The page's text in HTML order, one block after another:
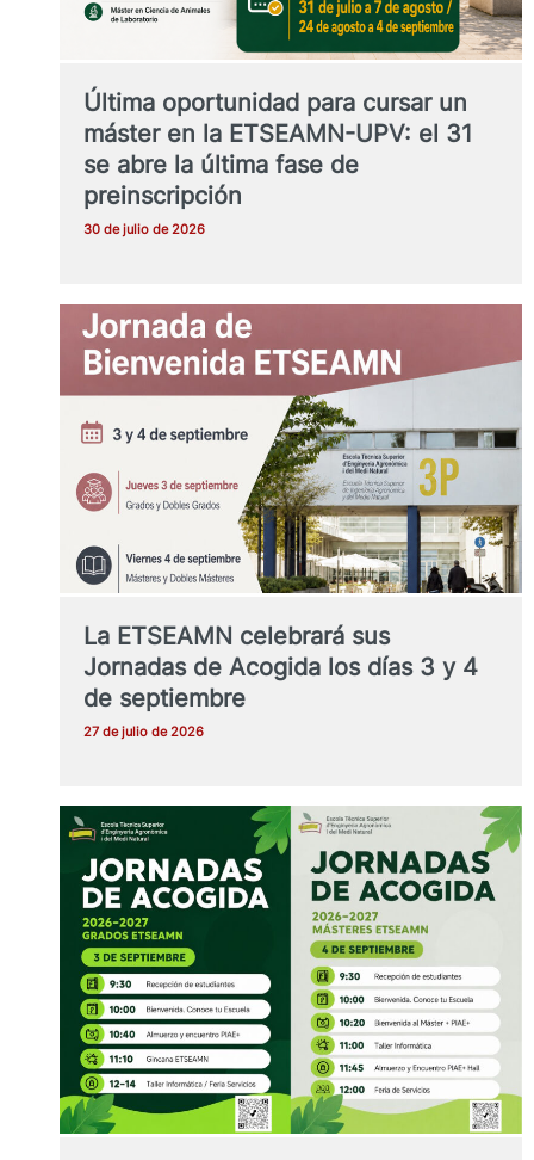
Última oportunidad para cursar un
máster en la ETSEAMN-UPV: el 31
se abre la última fase de
preinscripción
30 de julio de 2026
La ETSEAMN celebrará sus
Jornadas de Acogida los días 3 y 4
de septiembre
27 de julio de 2026